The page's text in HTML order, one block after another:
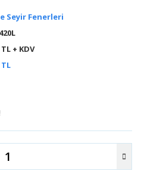
Seyir Fenerleri
+ KDV
TL